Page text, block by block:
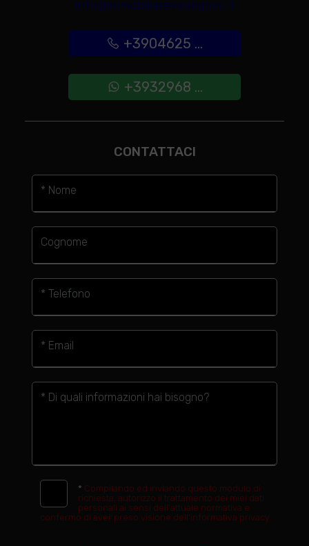
info@immobiliarevadagnini.it
+3904625 ...
+3932968 ...
CONTATTACI
* Nome
Cognome
* Telefono
* Email
* Di quali informazioni hai bisogno?
* Compilando ed inviando questo modulo di
richiesta, autorizzo il trattamento dei miei dati
personali ai sensi dell'attuale normativa e
confermo di aver preso visione dell'informativa privacy.